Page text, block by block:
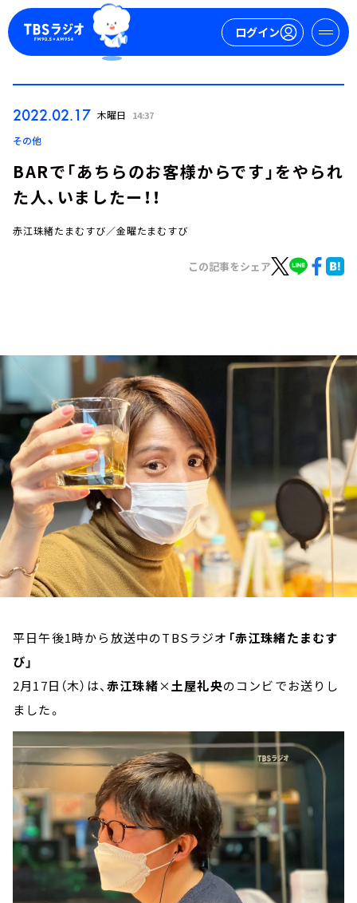
ログイン
お知らせ
イベント・グッズ
YouTube
会社情報
2022.02.17 木曜日 14:37
その他
BARで「あちらのお客様からです」をやられ
た人、いましたー！！
赤江珠緒たまむすび／金曜たまむすび
この記事をシェア
平日午後1時から放送中のTBSラジオ 「赤江珠緒たまむす
び」
2月17日（木）は、赤江珠緒×土屋礼央のコンビでお送りし
ました。